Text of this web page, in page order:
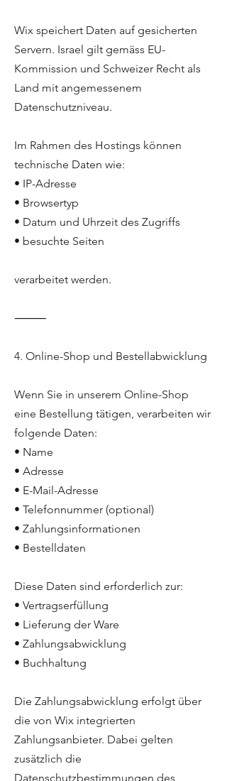
Wix speichert Daten auf gesicherten
Servern. Israel gilt gemäss EU-
Kommission und Schweizer Recht als
Land mit angemessenem
Datenschutzniveau.
Im Rahmen des Hostings können
technische Daten wie:
• IP-Adresse
• Browsertyp
• Datum und Uhrzeit des Zugriffs
• besuchte Seiten
verarbeitet werden.
⸻
4. Online-Shop und Bestellabwicklung
Wenn Sie in unserem Online-Shop
eine Bestellung tätigen, verarbeiten wir
folgende Daten:
• Name
• Adresse
• E-Mail-Adresse
• Telefonnummer (optional)
• Zahlungsinformationen
• Bestelldaten
Diese Daten sind erforderlich zur:
• Vertragserfüllung
• Lieferung der Ware
• Zahlungsabwicklung
• Buchhaltung
Die Zahlungsabwicklung erfolgt über
die von Wix integrierten
Zahlungsanbieter. Dabei gelten
zusätzlich die
Datenschutzbestimmungen des